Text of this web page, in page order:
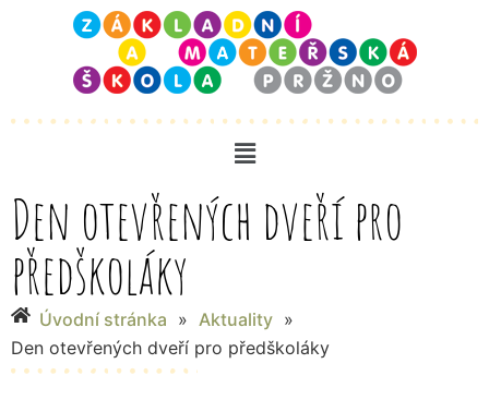
Den otevřených dveří pro
předškoláky
Úvodní stránka » Aktuality »
Den otevřených dveří pro předškoláky